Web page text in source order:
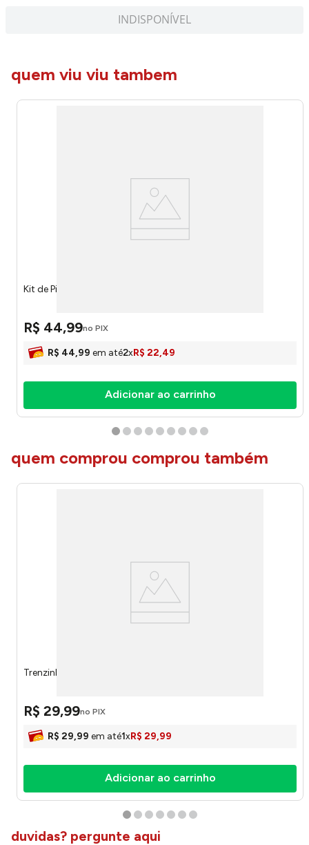
INDISPONÍVEL
quem viu viu tambem
Kit de Pintura Color 3500 - Toyer Brinquedos
R$ 44,99no PIX
R$ 44,99 em até2xR$ 22,49
Adicionar ao carrinho
quem comprou comprou também
Trenzinho Educativo Plástico 3 Peças 114 - Tutty Toys
R$ 29,99no PIX
R$ 29,99 em até1xR$ 29,99
Adicionar ao carrinho
duvidas? pergunte aqui